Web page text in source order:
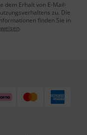
dem Erhalt von E-Mail-
zu. Die
finden Sie in
.